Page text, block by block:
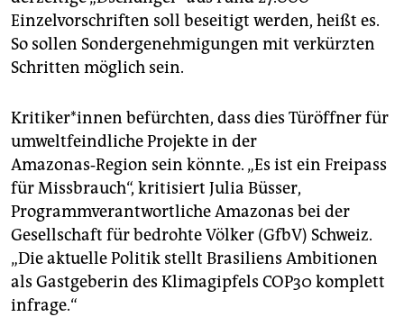
Einzelvorschriften soll beseitigt werden, heißt es.
So sollen Sondergenehmigungen mit verkürzten
Schritten möglich sein.
Kri­ti­ke­r*in­nen befürchten, dass dies Türöffner für
umweltfeindliche Projekte in der
Amazonas‑Region sein könnte. „Es ist ein Freipass
für Missbrauch“, kritisiert Julia Büsser,
Programmverantwortliche Amazonas bei der
Gesellschaft für bedrohte Völker (GfbV) Schweiz.
„Die aktuelle Politik stellt Brasiliens Ambitionen
als Gastgeberin des Klimagipfels COP30 komplett
infrage.“